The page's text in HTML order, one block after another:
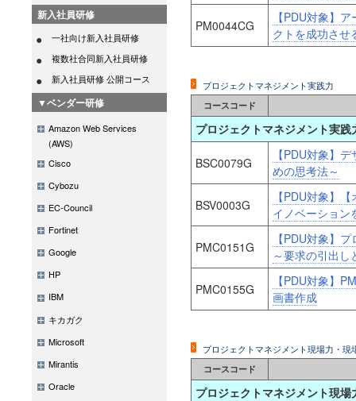
新入社員研修
一社向け新入社員研修
複数社合同新入社員研修
新入社員研修 公開コース
▼ベンダー研修
Amazon Web Services
(AWS)
Cisco
Cybozu
EC-Council
Fortinet
Google
HP
IBM
キカガク
Microsoft
Mirantis
Oracle
PM0044CG
【PDU対象】
クトを成功させ
プロジェクトマネジメント実践力
コースコード
プロジェクトマネジメント実践
BSC0079G
【PDU対象】
めの思考法～
BSV0003G
【PDU対象】
イノベーション
PMC0151G
【PDU対象】
～要求の引出し
PMC0155G
【PDU対象】
画書作成
プロジェクトマネジメント現場力・現
コースコード
プロジェクトマネジメント現